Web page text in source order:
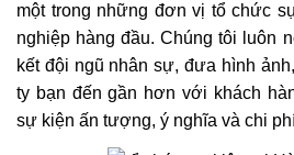
một trong những đơn vị tổ chức
nghiệp hàng đầu. Chúng tôi luôn
kết đội ngũ nhân sự, đưa hình
ty bạn đến gần hơn với khách
sự kiện ấn tượng, ý nghĩa và chi